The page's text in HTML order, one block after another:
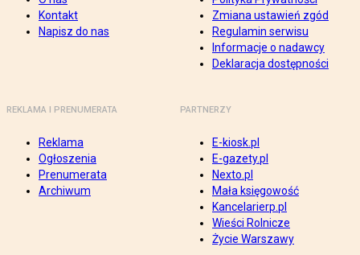
Kontakt
Napisz do nas
Zmiana ustawień zgód
Regulamin serwisu
Informacje o nadawcy
Deklaracja dostępności
REKLAMA I PRENUMERATA
Reklama
Ogłoszenia
Prenumerata
Archiwum
PARTNERZY
E-kiosk.pl
E-gazety.pl
Nexto.pl
Mała księgowość
Kancelarierp.pl
Wieści Rolnicze
Życie Warszawy